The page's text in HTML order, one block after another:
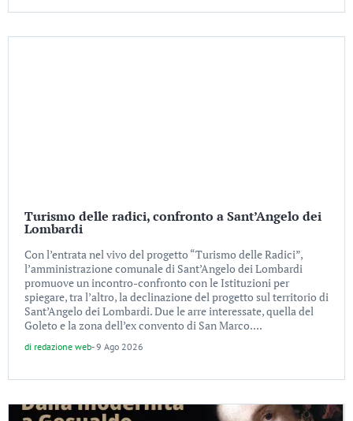
Turismo delle radici, confronto a Sant’Angelo dei
Lombardi
Con l’entrata nel vivo del progetto “Turismo delle Radici”,
l’amministrazione comunale di Sant’Angelo dei Lombardi
promuove un incontro-confronto con le Istituzioni per
spiegare, tra l’altro, la declinazione del progetto sul territorio di
Sant’Angelo dei Lombardi. Due le arre interessate, quella del
Goleto e la zona dell’ex convento di San Marco....
di redazione web-9 Ago 2026